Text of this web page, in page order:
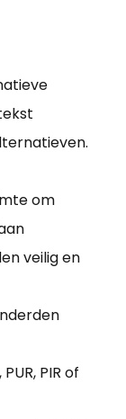
om
veilig en
PIR of